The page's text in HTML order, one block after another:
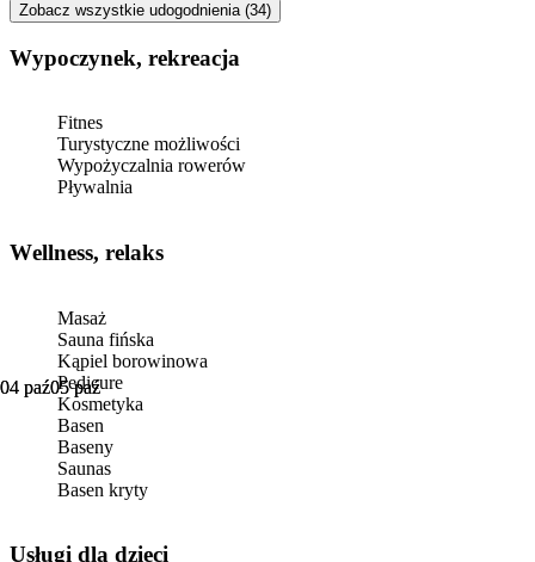
04 paź05 paź
04 paź05 paź
Zobacz wszystkie udogodnienia (34)
Wypoczynek, rekreacja
Fitnes
Turystyczne możliwości
Wypożyczalnia rowerów
Pływalnia
Wellness, relaks
Masaż
Sauna fińska
Kąpiel borowinowa
Pedicure
Kosmetyka
Basen
Baseny
Saunas
Basen kryty
usługi dla dzieci